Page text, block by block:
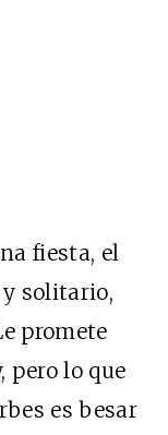
fiesta, el
y solitario,
promete
pero lo que
es besar